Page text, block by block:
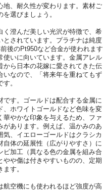
地、耐久性が変わります。素材ご
選びましょう。
く澄んだ美しい光沢が特徴で、希
とされています。プラチナは純度
後のPt950など合金が使われます
使いに向いています。金属アレル
から日本の花嫁に愛されてきた伝
いなので、「将来年を重ねてもず
。
です。ゴールドは配合する金属に
、ホワイトゴールドなど色味を変
華やかな印象を与えるため、ファ
があります。例えば、温かみのあ
、イエローゴールドはクラシカ
自体の延展性（広がりやすさ）に
ビ加工（異なる色の金属を組み合
や傷は付きやすいものの、定期
す。
空機にも使われるほど強度が高